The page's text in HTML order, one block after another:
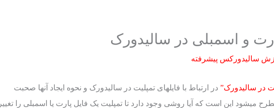
و اسمبلی در سالیدورک
سالیدورکس پیشرفته
در سالیدورک”در ارتباط با فایلهای تمپلیت در سالیدورک و نحوه ایجاد آنها صحبت
میشود این است که آیا روشی وجود دارد تا تمپلیت یک فایل پارت یا اسمبلی را تغییر